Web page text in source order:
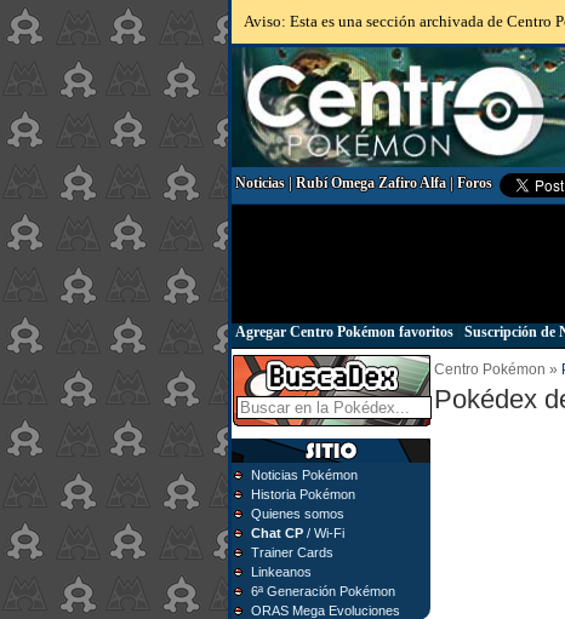
Aviso: Esta es una sección archivada de Centro
Noticias|Rubí Omega Zafiro Alfa|Foros
Agregar Centro Pokémon favoritos| Suscripción de
Noticias Pokémon
Historia Pokémon
Quienes somos
Chat CP/ Wi-Fi
Trainer Cards
Linkeanos
6ª Generación Pokémon
ORAS Mega Evoluciones
Centro Pokémon »
Pokédex